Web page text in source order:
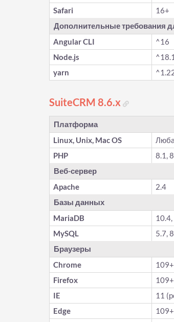
Safari
16+
Дополнительные требования
Angular CLI
^16
Node.js
yarn
SuiteCRM 8.6.x
Платформа
Linux, Unix, Mac OS
PHP
8.1,
Веб-сервер
Apache
2.4
Базы данных
MariaDB
MySQL
5.7,
Браузеры
Chrome
109+
Firefox
109+
IE
11
Edge
109+